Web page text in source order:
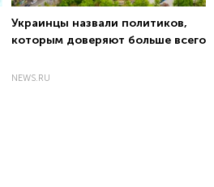
Украинцы назвали политиков,
которым доверяют больше всего
NEWS.RU